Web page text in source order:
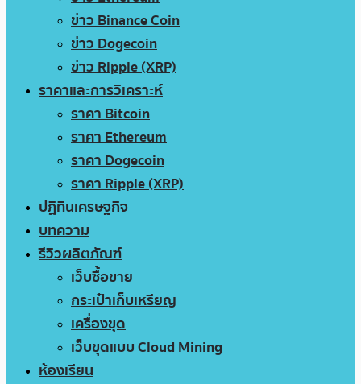
ข่าว Binance Coin
ข่าว Dogecoin
ข่าว Ripple (XRP)
ราคาและการวิเคราะห์
ราคา Bitcoin
ราคา Ethereum
ราคา Dogecoin
ราคา Ripple (XRP)
ปฏิทินเศรษฐกิจ
บทความ
รีวิวผลิตภัณฑ์
เว็บซื้อขาย
กระเป๋าเก็บเหรียญ
เครื่องขุด
เว็บขุดแบบ Cloud Mining
ห้องเรียน